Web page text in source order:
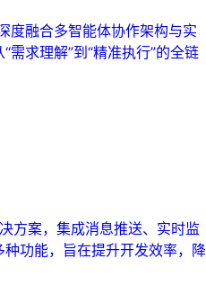
度融合多智能体协作架构与实
需求理解”到“精准执行”的全链
方案，集成消息推送、实时监
功能，旨在提升开发效率，降